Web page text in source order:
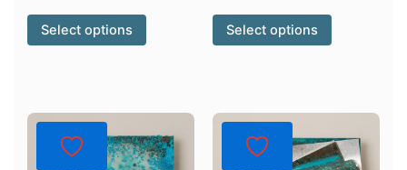
Select options Select options